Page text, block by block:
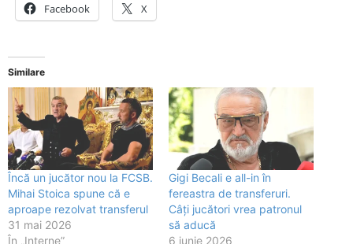
Facebook X
Similare
Încă un jucător nou la FCSB.
Mihai Stoica spune că e
aproape rezolvat transferul
31 mai 2026
În „Interne”
Gigi Becali e all-in în
fereastra de transferuri.
Câți jucători vrea patronul
să aducă
6 iunie 2026